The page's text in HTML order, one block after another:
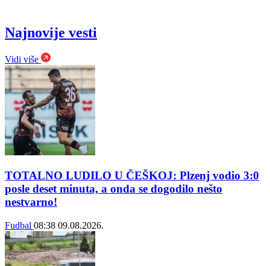
Najnovije vesti
Vidi više
TOTALNO LUDILO U ČEŠKOJ: Plzenj vodio 3:0
posle deset minuta, a onda se dogodilo nešto
nestvarno!
Fudbal 08:38 09.08.2026.